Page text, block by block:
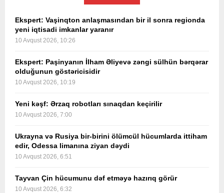
Ekspert: Vaşinqton anlaşmasından bir il sonra regionda
yeni iqtisadi imkanlar yaranır
10 Avqust 2026, 10:26
Ekspert: Paşinyanın İlham Əliyevə zəngi sülhün bərqərar
olduğunun göstəricisidir
10 Avqust 2026, 10:19
Yeni kəşf: Ərzaq robotları sınaqdan keçirilir
10 Avqust 2026, 7:00
Ukrayna və Rusiya bir-birini ölümcül hücumlarda ittiham
edir, Odessa limanına ziyan dəydi
10 Avqust 2026, 6:51
Tayvan Çin hücumunu dəf etməyə hazırıq görür
10 Avqust 2026, 6:32